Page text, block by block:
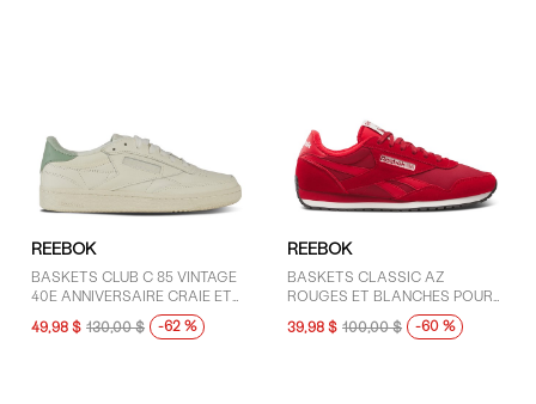
REEBOK
BASKETS CLUB C 85 VINTAGE
40E ANNIVERSAIRE CRAIE ET
SAUGE POUR FEMMES
49,98 $ 130,00 $ -62 %
REEBOK
BASKETS CLASSIC AZ
ROUGES ET BLANCHES POUR
FEMMES
39,98 $ 100,00 $ -60 %